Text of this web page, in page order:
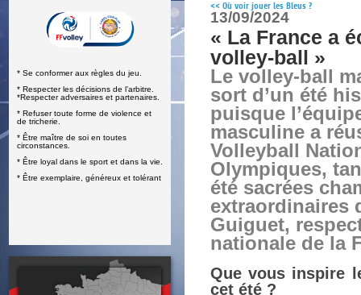
* Se conformer aux règles du jeu.
* Respecter les décisions de l’arbitre.
*Respecter adversaires et partenaires.
* Refuser toute forme de violence et
de tricherie.
* Être maître de soi en toutes
circonstances.
* Être loyal dans le sport et dans la vie.
* Être exemplaire, généreux et tolérant
<< Où voir jouer les Bleus ?
13/09/2024
« La France a
volley-ball »
Le volley-ball
sort d’un été
puisque
masculine a
Volleyball
Olympiques,
été sacrées
extraordinaires
Guiguet,
nationale de la
Que vous inspire
cet été ?